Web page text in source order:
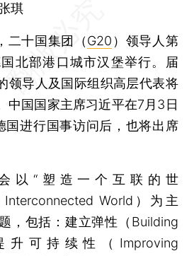
琪
十国集团（G20 ）领导人第
北部港口城市汉堡举行。届
领导人及国际组织高层代表将
中国国家主席习近平在7月3日
国进行国事访问后，也将出席
“塑造一个互联的世
World）为主
，包括：建立弹性（Building
升可持续性（Improving